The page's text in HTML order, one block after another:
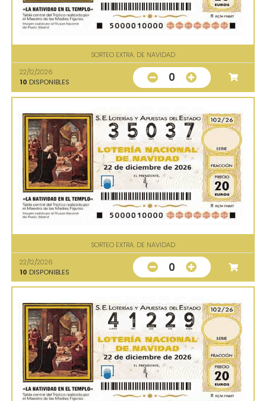
SORTEO EXTRA. DE NAVIDAD
22/12/2026
10 DISPONIBLES 0
SORTEO EXTRA. DE NAVIDAD
22/12/2026
10 DISPONIBLES 0